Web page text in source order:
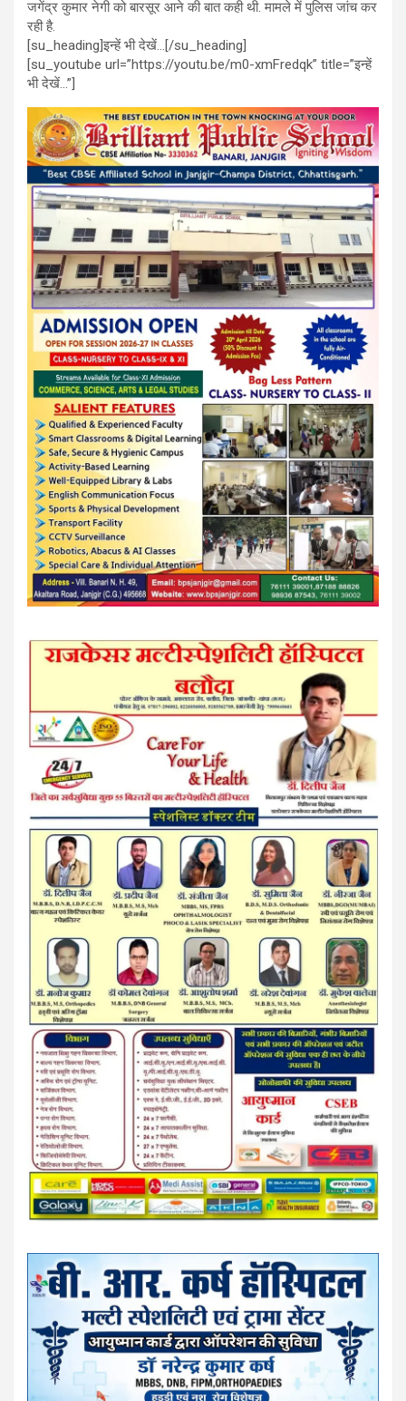
जगेंद्र कुमार नेगी को बारसूर आने की बात कही थी. मामले में पुलिस जांच कर
रही है.
[su_heading]इन्हें भी देखें…[/su_heading]
[su_youtube url=”https://youtu.be/m0-xmFredqk” title=”इन्हें
भी देखें…”]